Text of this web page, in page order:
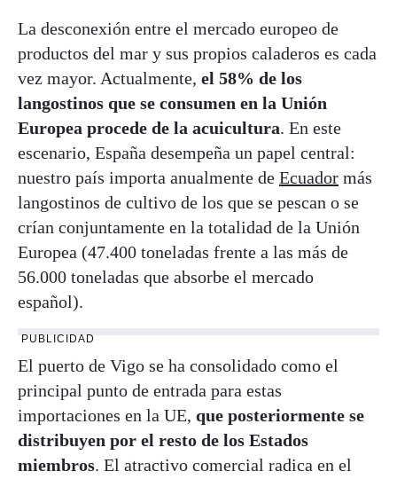
La desconexión entre el mercado europeo de
productos del mar y sus propios caladeros es cada
vez mayor. Actualmente, el 58% de los
langostinos que se consumen en la Unión
Europea procede de la acuicultura. En este
escenario, España desempeña un papel central:
nuestro país importa anualmente de Ecuador más
langostinos de cultivo de los que se pescan o se
crían conjuntamente en la totalidad de la Unión
Europea (47.400 toneladas frente a las más de
56.000 toneladas que absorbe el mercado
español).
PUBLICIDAD
El puerto de Vigo se ha consolidado como el
principal punto de entrada para estas
importaciones en la UE, que posteriormente se
distribuyen por el resto de los Estados
miembros. El atractivo comercial radica en el